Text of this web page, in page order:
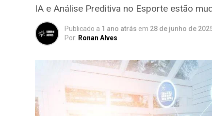
IA e Análise Preditiva no Esporte estão
Publicado a 1 ano atrás em 28 de junho de
Por: Ronan Alves